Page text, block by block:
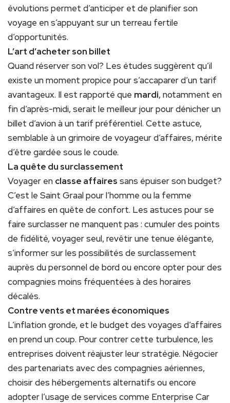
évolutions permet d’anticiper et de planifier son
voyage en s’appuyant sur un terreau fertile
d’opportunités.
L’art d’acheter son billet
Quand réserver son vol? Les études suggèrent qu’il
existe un moment propice pour s’accaparer d’un tarif
avantageux. Il est rapporté que mardi, notamment en
fin d’après-midi, serait le meilleur jour pour dénicher un
billet d’avion à un tarif préférentiel. Cette astuce,
semblable à un grimoire de voyageur d’affaires, mérite
d’être gardée sous le coude.
La quête du surclassement
Voyager en classe affaires sans épuiser son budget?
C’est le Saint Graal pour l’homme ou la femme
d’affaires en quête de confort. Les astuces pour se
faire surclasser ne manquent pas : cumuler des points
de fidélité, voyager seul, revêtir une tenue élégante,
s’informer sur les possibilités de surclassement
auprès du personnel de bord ou encore opter pour des
compagnies moins fréquentées à des horaires
décalés.
Contre vents et marées économiques
L’inflation gronde, et le budget des voyages d’affaires
en prend un coup. Pour contrer cette turbulence, les
entreprises doivent réajuster leur stratégie. Négocier
des partenariats avec des compagnies aériennes,
choisir des hébergements alternatifs ou encore
adopter l’usage de services comme Enterprise Car